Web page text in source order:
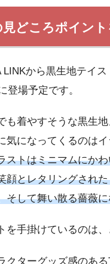
どころポイント
LINKから黒生地テイス
登場予定です。
も着やすそうな黒生
気になってくるのは
ストはミニマムにか
顔とレタリングされ
そして舞い散る薔薇
を手掛けているのは、
クターグッズ感のある